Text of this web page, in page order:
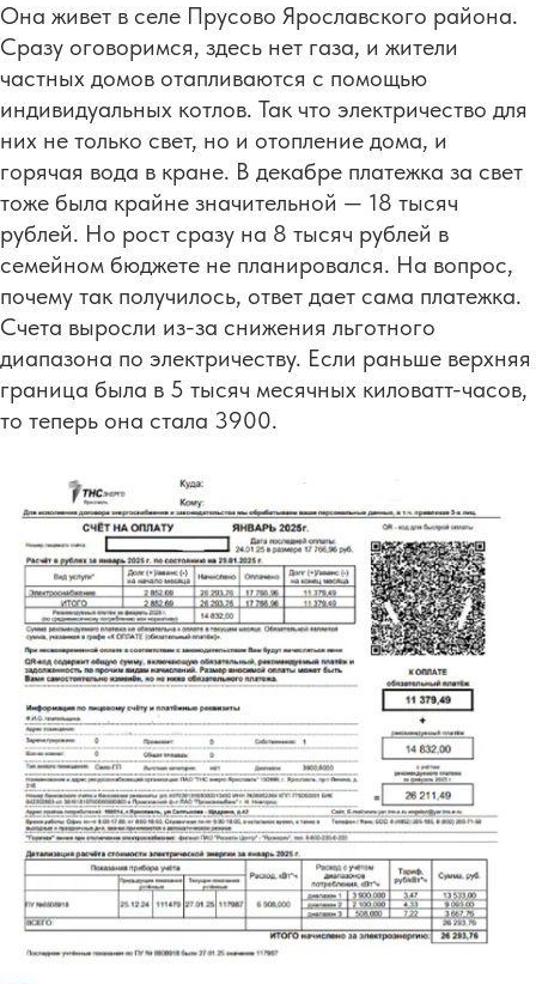
Она живет в селе Прусово Ярославского района.
Сразу оговоримся, здесь нет газа, и жители
частных домов отапливаются с помощью
индивидуальных котлов. Так что электричество для
них не только свет, но и отопление дома, и
горячая вода в кране. В декабре платежка за свет
тоже была крайне значительной — 18 тысяч
рублей. Но рост сразу на 8 тысяч рублей в
семейном бюджете не планировался. На вопрос,
почему так получилось, ответ дает сама платежка.
Счета выросли из-за снижения льготного
диапазона по электричеству. Если раньше верхняя
граница была в 5 тысяч месячных киловатт-часов,
то теперь она стала 3900.